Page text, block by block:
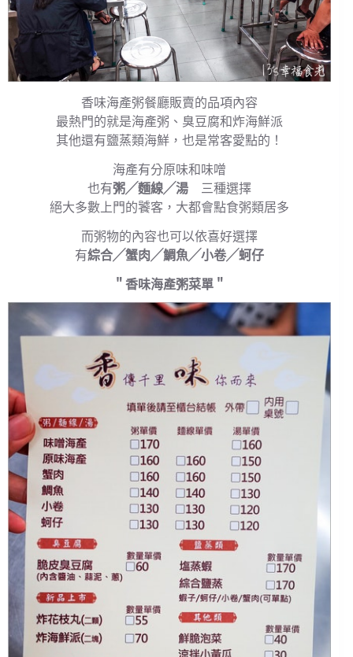
香味海產粥餐廳販賣的品項內容
最熱門的就是海產粥、臭豆腐和炸海鮮派
其他還有鹽蒸類海鮮，也是常客愛點的！
海產有分原味和味噌
也有粥╱麵線╱湯 三種選擇
絕大多數上門的饕客，大都會點食粥類居多
而粥物的內容也可以依喜好選擇
有綜合╱蟹肉╱鯛魚╱小卷╱蚵仔
＂香味海產粥菜單＂